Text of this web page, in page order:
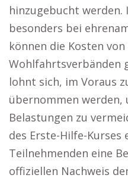
hinzugebucht werden.
besonders bei
können die Kosten
Wohlfahrtsverbänden
lohnt sich, im Voraus
übernommen werden,
Belastungen zu
des Erste-Hilfe-Kurses
Teilnehmenden eine
offiziellen Nachweis